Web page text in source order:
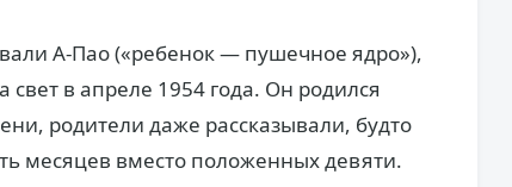
А-Пао («ребенок — пушечное ядро»),
свет в апреле 1954 года. Он родился
родители даже рассказывали, будто
месяцев вместо положенных девяти.